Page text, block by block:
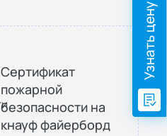
Сертификат
пожарной
безопасности на
кнауф файерборд
Узнать цену